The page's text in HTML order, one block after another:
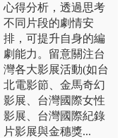
心得分析，透過思考
不同片段的劇情安
排，可提升自身的編
劇能力。留意關注台
灣各大影展活動(如台
北電影節、金馬奇幻
影展、台灣國際女性
影展、台灣國際紀錄
片影展與金穗獎...